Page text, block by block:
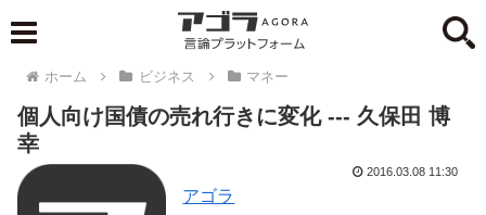
ホーム ビジネス マネー
個人向け国債の売れ行きに変化 --- 久保田 博
幸
アゴラ
2016.03.08 11:30